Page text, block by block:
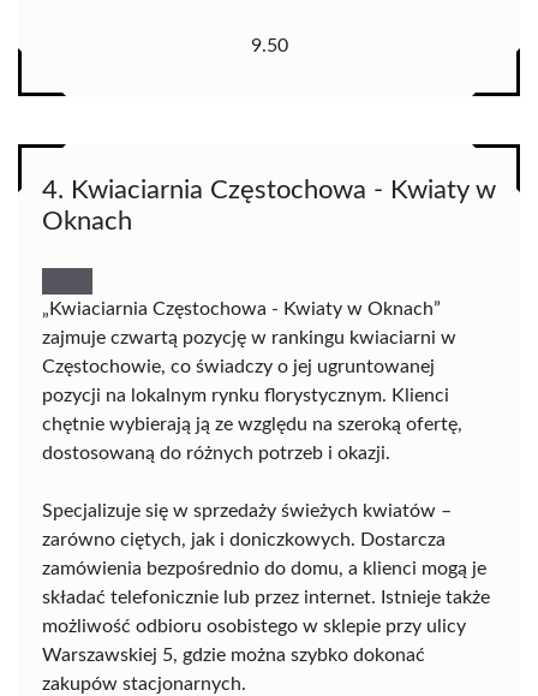
9.50
4. Kwiaciarnia Częstochowa - Kwiaty w
Oknach
„Kwiaciarnia Częstochowa - Kwiaty w Oknach”
zajmuje czwartą pozycję w rankingu kwiaciarni w
Częstochowie, co świadczy o jej ugruntowanej
pozycji na lokalnym rynku florystycznym. Klienci
chętnie wybierają ją ze względu na szeroką ofertę,
dostosowaną do różnych potrzeb i okazji.
Specjalizuje się w sprzedaży świeżych kwiatów –
zarówno ciętych, jak i doniczkowych. Dostarcza
zamówienia bezpośrednio do domu, a klienci mogą je
składać telefonicznie lub przez internet. Istnieje także
możliwość odbioru osobistego w sklepie przy ulicy
Warszawskiej 5, gdzie można szybko dokonać
zakupów stacjonarnych.